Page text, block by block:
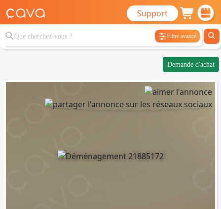
Support
Filtre avancé
Demande d'achat